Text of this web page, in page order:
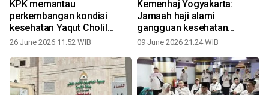
KPK memantau
perkembangan kondisi
kesehatan Yaqut Cholil
Qoumas di RS Polri
26 June 2026 11:52 WIB
Kemenhaj Yogyakarta:
Jamaah haji alami
gangguan kesehatan
tertangani dengan baik
09 June 2026 21:24 WIB